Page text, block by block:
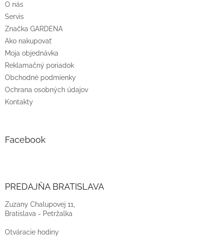
eO nás
Servis
Značka GARDENA
Ako nakupovať
Moja objednávka
Reklamačný poriadok
Obchodné podmienky
Ochrana osobných údajov
Kontakty
Facebook
PREDAJŇA BRATISLAVA
Zuzany Chalupovej 11,
Bratislava - Petržalka
Otváracie hodiny